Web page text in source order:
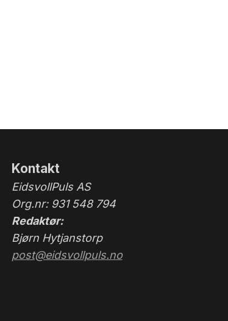
Kontakt
EidsvollPuls AS
Org.nr: 931 548 794
Redaktør:
Bjørn Hytjanstorp
post@eidsvollpuls.no